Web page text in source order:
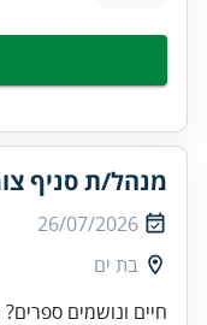
מנהל/ת סניף
26/07/2026
בת ים